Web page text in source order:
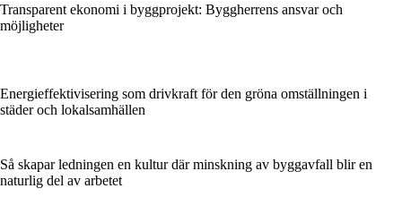
Transparent ekonomi i byggprojekt: Byggherrens ansvar och
möjligheter
Energieffektivisering som drivkraft för den gröna omställningen i
städer och lokalsamhällen
Så skapar ledningen en kultur där minskning av byggavfall blir en
naturlig del av arbetet